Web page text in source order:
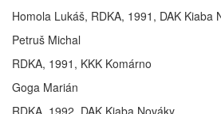
Homola Lukáš, RDKA, 1991, DAK Kiaba
Petruš Michal
RDKA, 1991, KKK Komárno
Goga Marián
RDKA, 1992, DAK Kiaba Nováky